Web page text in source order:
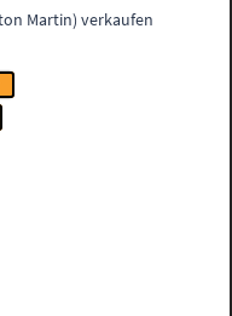
Martin) verkaufen